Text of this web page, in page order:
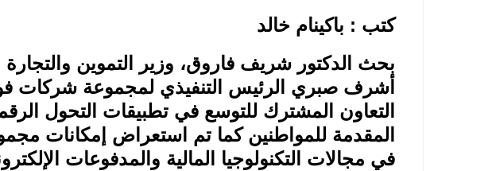
كتب : باكينام خالد
بحث الدكتور شريف فاروق، وزير التموين والتجارة
أشرف صبري الرئيس التنفيذي لمجموعة شركات
التعاون المشترك للتوسع في تطبيقات التحول
المقدمة للمواطنين كما تم استعراض إمكانات
في مجالات التكنولوجيا المالية والمدفوعات